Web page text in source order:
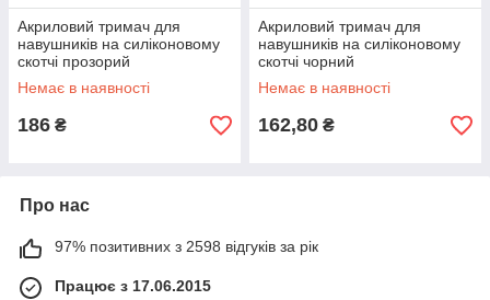
Акриловий тримач для
навушників на силіконовому
скотчі прозорий
Немає в наявності
186 ₴
Акриловий тримач для
навушників на силіконовому
скотчі чорний
Немає в наявності
162,80 ₴
Про нас
97% позитивних з 2598 відгуків за рік
Працює з 17.06.2015